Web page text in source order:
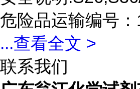
危险品运输编号
...查看全文 >
联系我们